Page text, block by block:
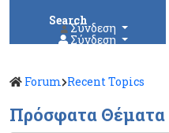
Search
Σύνδεση
Σύνδεση
Forum Recent Topics
Πρόσφατα Θέματα